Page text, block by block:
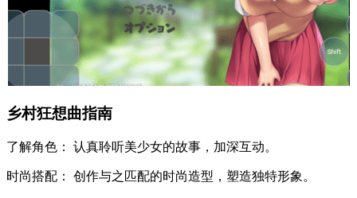
乡村狂想曲指南
了解角色： 认真聆听美少女的故事，加深互动。
时尚搭配： 创作与之匹配的时尚造型，塑造独特形象。